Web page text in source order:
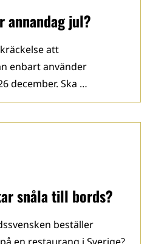
annandag jul?
att
enbart använder
december. Ska …
snåla till bords?
beställer